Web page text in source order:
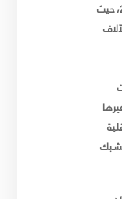
بدأت إبادة الإيزيديين في عام 2014، حيث